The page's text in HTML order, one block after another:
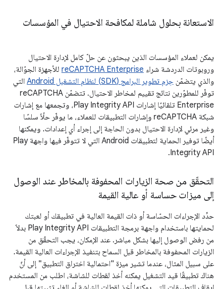
الاستعانة بحلول شاملة لمكافحة الاحتيال في المؤسسات
يمكن لعملاء المؤسسات الذين يبحثون عن حلّ كامل لإدارة الاحتيال
وروبوتات الدردشة شراء reCAPTCHA Enterprise للأجهزة الجوّالة،
والذي يتضمّن حِزم تطوير البرامج (SDK) لنظام التشغيل Android
التي
توفّر للمطوّرين نتائج تقييم لمخاطر الاحتيال. تتضمّن reCAPTCHA
Enterprise تلقائيًا إشارات Play Integrity API، وتجمعها مع إشارات
شبكة reCAPTCHA وإشارات التطبيقات للعملاء، ما يوفّر حلّاً سلسًا
وغير مرئي لإدارة الاحتيال بدون الحاجة إلى إجراء أي إعدادات. ويمكنها
أيضًا توفير الحماية لتطبيقات Android التي لا تتوفّر فيها واجهة Play
Integrity API.
التحقّق من صحة الزيارات المحفوفة بالمخاطر عند الوصول
إلى ميزات حساسة أو عالية القيمة
حدِّد الإجراءات الحسّاسة أو ذات القيمة العالية في تطبيقك أو لعبتك
لحمايتها باستخدام واجهة برمجة التطبيقات Play Integrity API بدلاً
من رفض الوصول إليها بشكل مباشر. عند الإمكان، يجب التحقّق من
الزيارات المحفوفة بالمخاطر قبل السماح بتنفيذ الإجراءات العالية القيمة.
على سبيل المثال، عندما تشير ميزة "احتمالية اختراق التطبيق" إلى أنّ
هناك تطبيقًا قيد التشغيل يمكنه أخذ لقطات للشاشة، اطلب من المستخدم